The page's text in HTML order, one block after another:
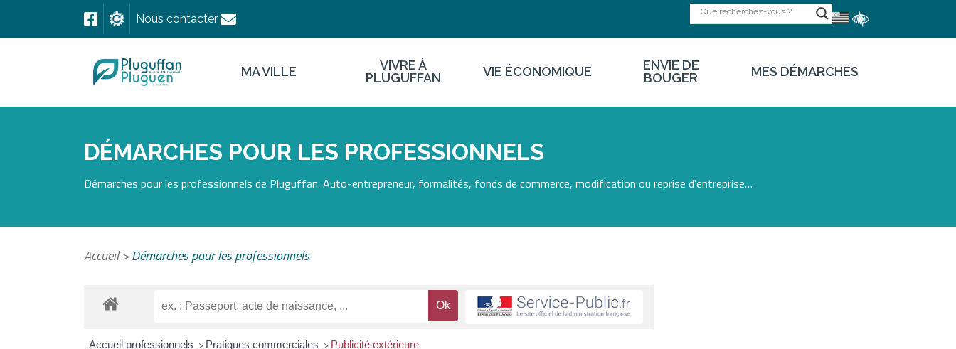
Nous contacter
MA VILLE
VIVRE À
PLUGUFFAN
VIE ÉCONOMIQUE
ENVIE DE
BOUGER
MES DÉMARCHES
DÉMARCHES POUR LES PROFESSIONNELS
Démarches pour les professionnels de Pluguffan. Auto-entrepreneur, formalités, fonds de commerce, modification ou reprise d'entreprise…
Accueil>Démarches pour les professionnels
Accueil professionnels > Pratiques commerciales > Publicité extérieure